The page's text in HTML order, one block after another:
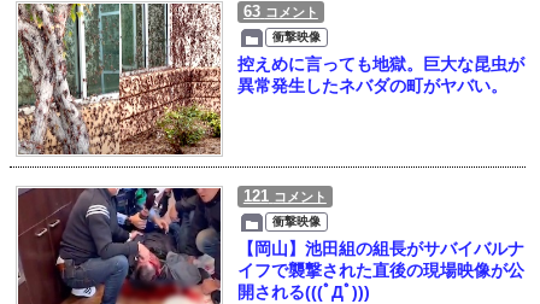
63 コメント
衝撃映像
控えめに言っても地獄。巨大な昆虫が
異常発生したネバダの町がヤバい。
121 コメント
衝撃映像
【岡山】池田組の組長がサバイバルナ
イフで襲撃された直後の現場映像が公
開される(((ﾟДﾟ)))